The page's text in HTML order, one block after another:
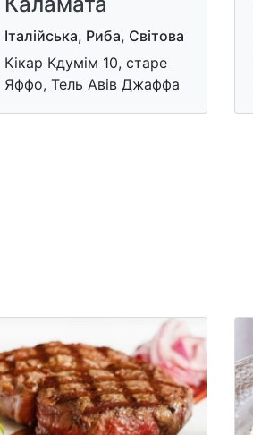
Італійська, Риба, Світова
Кікар Кдумім 10, старе
Яффо, Тель Авів Джаффа